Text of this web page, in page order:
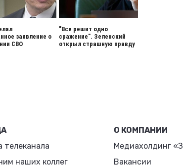
заявление о
СВО
"Все решит одно
сражение". Зеленский
открыл страшную правду
телеканала
наших коллег
О КОМПАНИИ
Медиахолдинг
Вакансии